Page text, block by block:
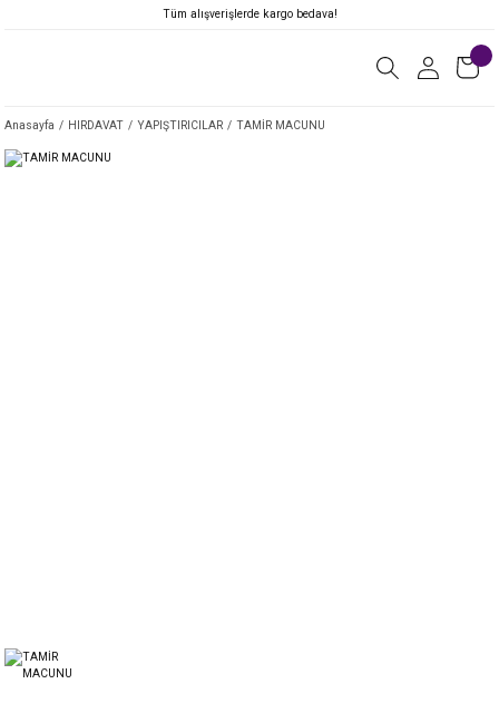
Tüm alışverişlerde kargo bedava!
Anasayfa HIRDAVAT YAPIŞTIRICILAR TAMİR MACUNU